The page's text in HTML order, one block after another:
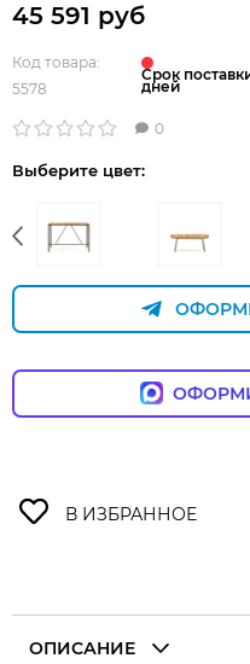
45 591 руб
Код товара:
5578
Срок
дней
0
Выберите цвет:
ОПИСАНИЕ